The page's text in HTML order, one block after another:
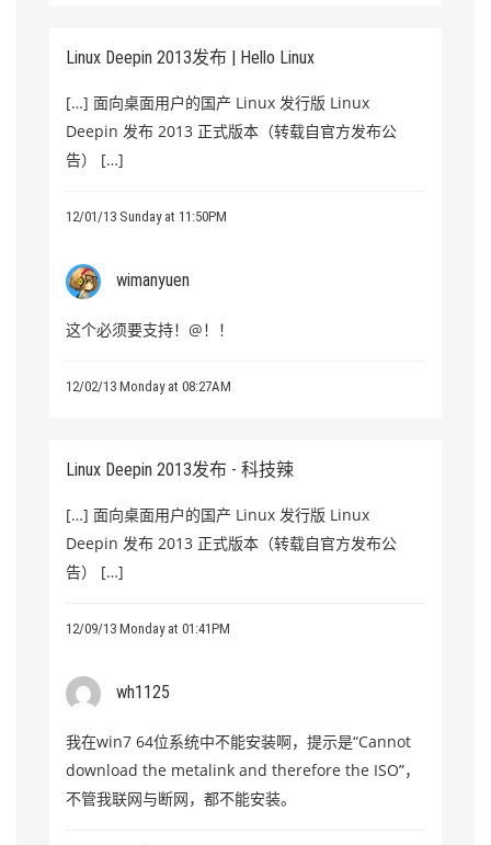
Linux Deepin 2013发布 | Hello Linux
[…] 面向桌面用户的国产 Linux 发行版 Linux
Deepin 发布 2013 正式版本（转载自官方发布公
告） […]
12/01/13 Sunday at 11:50PM
wimanyuen
这个必须要支持！@！！
12/02/13 Monday at 08:27AM
Linux Deepin 2013发布 - 科技辣
[…] 面向桌面用户的国产 Linux 发行版 Linux
Deepin 发布 2013 正式版本（转载自官方发布公
告） […]
12/09/13 Monday at 01:41PM
wh1125
我在win7 64位系统中不能安装啊，提示是“Cannot
download the metalink and therefore the ISO”，
不管我联网与断网，都不能安装。